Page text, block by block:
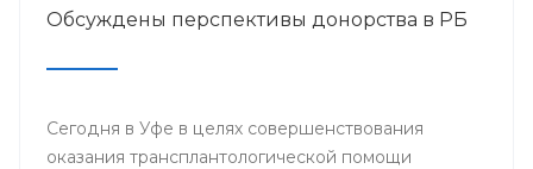
Обсуждены перспективы донорства в РБ
Сегодня в Уфе в целях совершенствования
оказания трансплантологической помощи